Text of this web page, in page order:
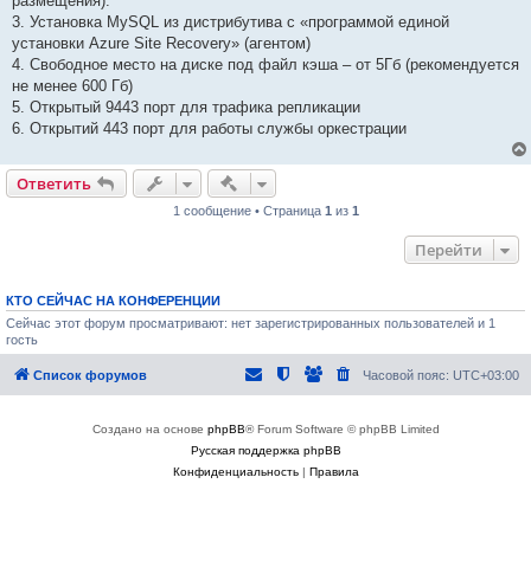
3. Установка MySQL из дистрибутива с «программой единой
установки Azure Site Recovery» (агентом)
4. Свободное место на диске под файл кэша – от 5Гб (рекомендуется
не менее 600 Гб)
5. Открытый 9443 порт для трафика репликации
6. Открытий 443 порт для работы службы оркестрации
Ответить Быстрые действия
1 сообщение • Страница 1 из 1
Перейти
КТО СЕЙЧАС НА КОНФЕРЕНЦИИ
Сейчас этот форум просматривают: нет зарегистрированных пользователей и 1
гость
Список форумов Часовой пояс: UTC+03:00
Создано на основе phpBB® Forum Software © phpBB Limited
Русская поддержка phpBB
Конфиденциальность| Правила